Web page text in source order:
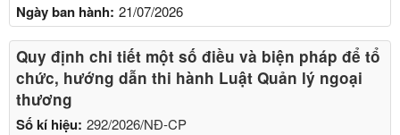
Ngày ban hành: 21/07/2026
Số kí hiệu: 292/2026/NĐ-CP
Quy định chi tiết một số điều và biện pháp để tổ
chức, hướng dẫn thi hành Luật Quản lý ngoại
thương